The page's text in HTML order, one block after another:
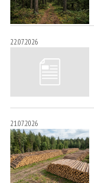
22.07.2026
21.07.2026